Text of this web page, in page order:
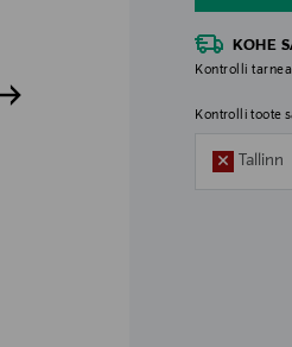
KOHE
Kontrolli
Kontrolli toote
Tallinn